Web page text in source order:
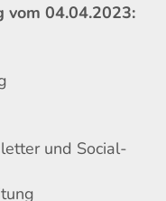
vom 04.04.2023:
und Social-